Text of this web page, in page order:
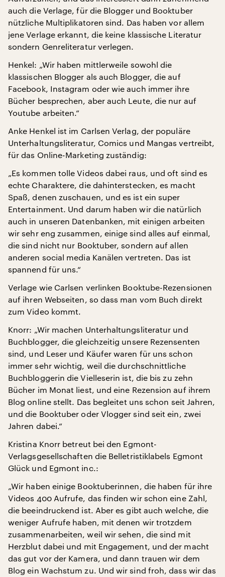
auch die Verlage, für die Blogger und Booktuber
nützliche Multiplikatoren sind. Das haben vor allem
jene Verlage erkannt, die keine klassische Literatur
sondern Genreliteratur verlegen.
Henkel: „Wir haben mittlerweile sowohl die
klassischen Blogger als auch Blogger, die auf
Facebook, Instagram oder wie auch immer ihre
Bücher besprechen, aber auch Leute, die nur auf
Youtube arbeiten.“
Anke Henkel ist im Carlsen Verlag, der populäre
Unterhaltungsliteratur, Comics und Mangas vertreibt,
für das Online-Marketing zuständig:
„Es kommen tolle Videos dabei raus, und oft sind es
echte Charaktere, die dahinterstecken, es macht
Spaß, denen zuschauen, und es ist ein super
Entertainment. Und darum haben wir die natürlich
auch in unseren Datenbanken, mit einigen arbeiten
wir sehr eng zusammen, einige sind alles auf einmal,
die sind nicht nur Booktuber, sondern auf allen
anderen social media Kanälen vertreten. Das ist
spannend für uns.“
Verlage wie Carlsen verlinken Booktube-Rezensionen
auf ihren Webseiten, so dass man vom Buch direkt
zum Video kommt.
Knorr: „Wir machen Unterhaltungsliteratur und
Buchblogger, die gleichzeitig unsere Rezensenten
sind, und Leser und Käufer waren für uns schon
immer sehr wichtig, weil die durchschnittliche
Buchbloggerin die Vielleserin ist, die bis zu zehn
Bücher im Monat liest, und eine Rezension auf ihrem
Blog online stellt. Das begleitet uns schon seit Jahren,
und die Booktuber oder Vlogger sind seit ein, zwei
Jahren dabei.“
Kristina Knorr betreut bei den Egmont-
Verlagsgesellschaften die Belletristiklabels Egmont
Glück und Egmont inc.:
„Wir haben einige Booktuberinnen, die haben für ihre
Videos 400 Aufrufe, das finden wir schon eine Zahl,
die beeindruckend ist. Aber es gibt auch welche, die
weniger Aufrufe haben, mit denen wir trotzdem
zusammenarbeiten, weil wir sehen, die sind mit
Herzblut dabei und mit Engagement, und der macht
das gut vor der Kamera, und dann trauen wir dem
Blog ein Wachstum zu. Und wir sind froh, dass wir das